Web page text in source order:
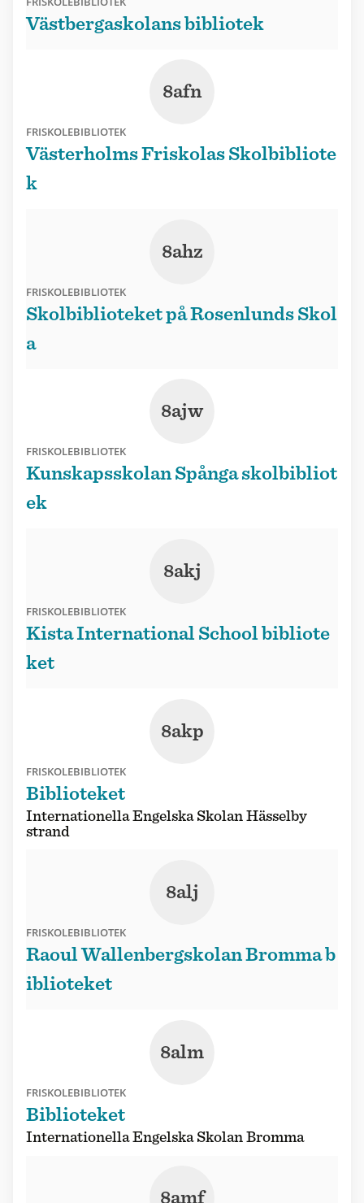
Västbergaskolans bibliotek
8afn
FRISKOLEBIBLIOTEK
Västerholms Friskolas Skolbibliote
k
8ahz
FRISKOLEBIBLIOTEK
Skolbiblioteket på Rosenlunds Skol
a
8ajw
FRISKOLEBIBLIOTEK
Kunskapsskolan Spånga skolbibliot
ek
8akj
FRISKOLEBIBLIOTEK
Kista International School bibliote
ket
8akp
FRISKOLEBIBLIOTEK
Biblioteket
Internationella Engelska Skolan Hässelby
strand
8alj
FRISKOLEBIBLIOTEK
Raoul Wallenbergskolan Bromma b
iblioteket
8alm
FRISKOLEBIBLIOTEK
Biblioteket
Internationella Engelska Skolan Bromma
8amf